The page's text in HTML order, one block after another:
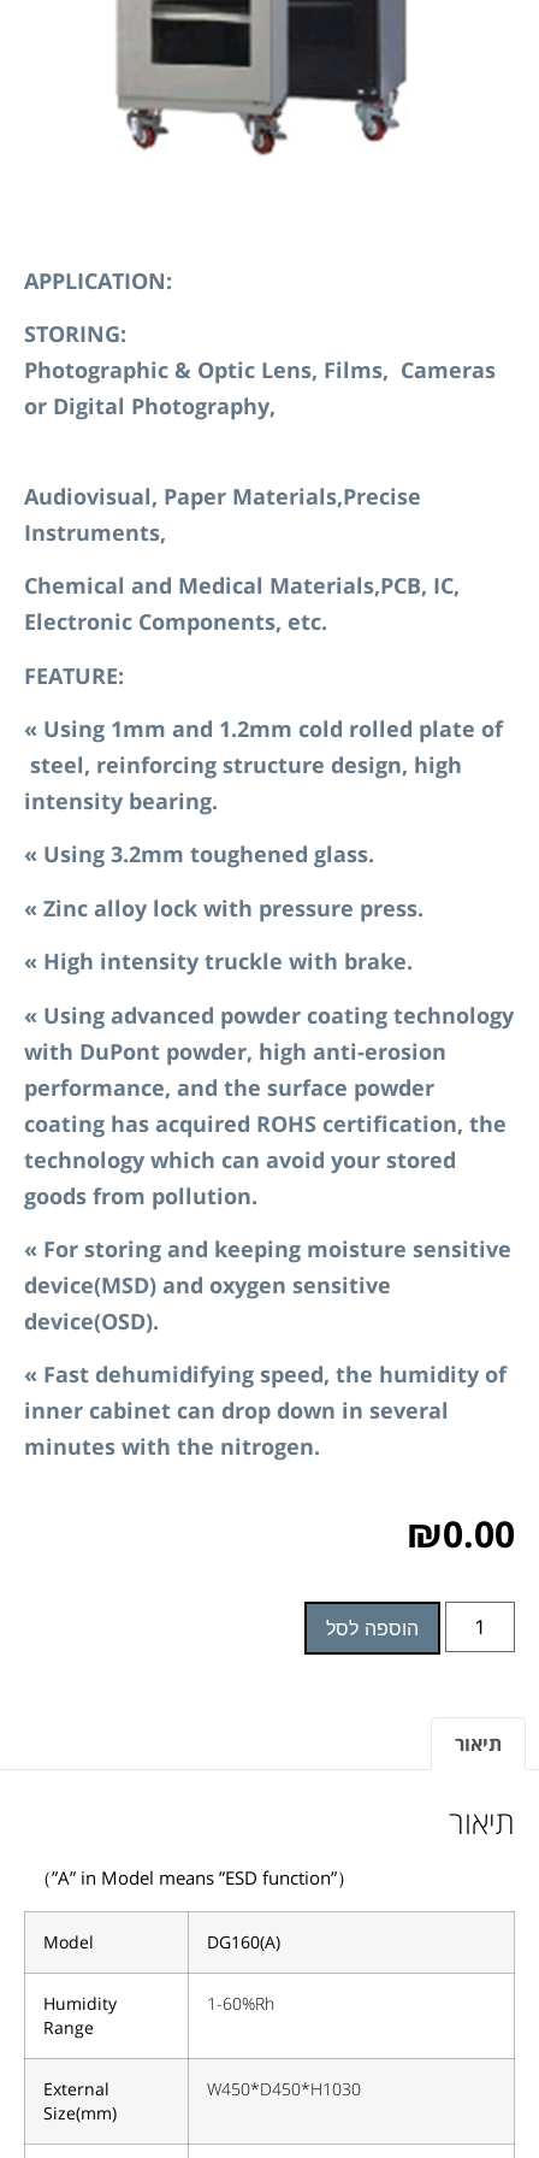
APPLICATION:
STORING:
Photographic & Optic Lens, Films, Cameras
or Digital Photography,
Audiovisual, Paper Materials,Precise
Instruments,
Chemical and Medical Materials,PCB, IC,
Electronic Components, etc.
FEATURE:
« Using 1mm and 1.2mm cold rolled plate of
steel, reinforcing structure design, high
intensity bearing.
« Using 3.2mm toughened glass.
« Zinc alloy lock with pressure press.
« High intensity truckle with brake.
« Using advanced powder coating technology
with DuPont powder, high anti-erosion
performance, and the surface powder
coating has acquired ROHS certification, the
technology which can avoid your stored
goods from pollution.
« For storing and keeping moisture sensitive
device(MSD) and oxygen sensitive
device(OSD).
« Fast dehumidifying speed, the humidity of
inner cabinet can drop down in several
minutes with the nitrogen.
₪0.00
הוספה לסל
תיאור
תיאור
（”A” in Model means ”ESD function”）
Model DG160(A)
Humidity
Range
1-60%Rh
External
Size(mm)
W450*D450*H1030